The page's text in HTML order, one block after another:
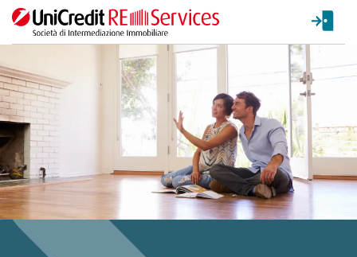
La ricerca verrà inviata automaticamente alla selezione delle